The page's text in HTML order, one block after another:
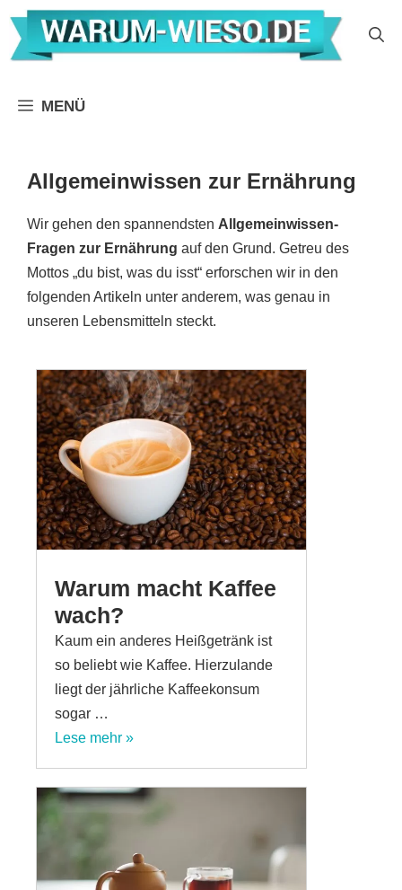
Zum
Inhalt
springen
MENÜ
Allgemeinwissen zur Ernährung
Wir gehen den spannendsten Allgemeinwissen-
Fragen zur Ernährung auf den Grund. Getreu des
Mottos „du bist, was du isst“ erforschen wir in den
folgenden Artikeln unter anderem, was genau in
unseren Lebensmitteln steckt.
Warum macht Kaffee
wach?
Kaum ein anderes Heißgetränk ist
so beliebt wie Kaffee. Hierzulande
liegt der jährliche Kaffeekonsum
sogar …
Lese mehr »